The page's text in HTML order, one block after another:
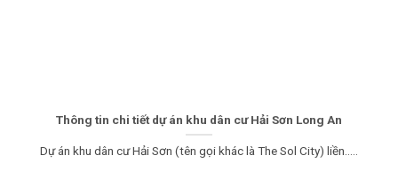
Thông tin chi tiết dự án khu dân cư Hải Sơn Long An
Dự án khu dân cư Hải Sơn (tên gọi khác là The Sol City) liền.....